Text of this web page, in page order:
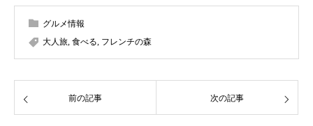
グルメ情報
大人旅, 食べる, フレンチの森
前の記事 次の記事